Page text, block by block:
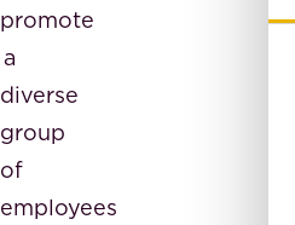
promote
a
diverse
group
of
employees